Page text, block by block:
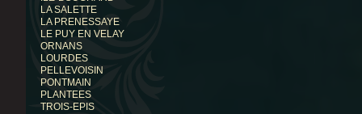
LA SALETTE
LA PRENESSAYE
LE PUY EN VELAY
ORNANS
LOURDES
PELLEVOISIN
PONTMAIN
PLANTEES
TROIS-EPIS